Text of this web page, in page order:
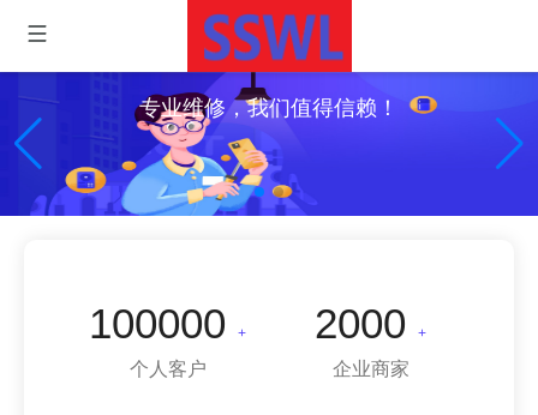
专业维修，我们值得信赖！
100000 +
个人客户
2000 +
企业商家